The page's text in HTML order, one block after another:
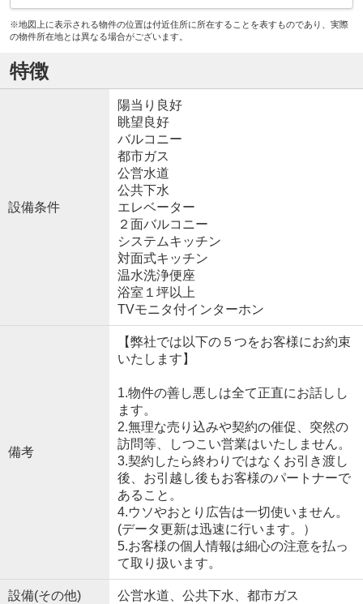
※地図上に表示される物件の位置は付近住所に所在することを表すものであり、実際
の物件所在地とは異なる場合がございます。
特徴
設備条件
陽当り良好
眺望良好
バルコニー
都市ガス
公営水道
公共下水
エレベーター
２面バルコニー
システムキッチン
対面式キッチン
温水洗浄便座
浴室１坪以上
TVモニタ付インターホン
備考
【弊社では以下の５つをお客様にお約束
いたします】
1.物件の善し悪しは全て正直にお話しし
ます。
2.無理な売り込みや契約の催促、突然の
訪問等、しつこい営業はいたしません。
3.契約したら終わりではなくお引き渡し
後、お引越し後もお客様のパートナーで
あること。
4.ウソやおとり広告は一切使いません。
(データ更新は迅速に行います。）
5.お客様の個人情報は細心の注意を払っ
て取り扱います。
設備(その他) 公営水道、公共下水、都市ガス